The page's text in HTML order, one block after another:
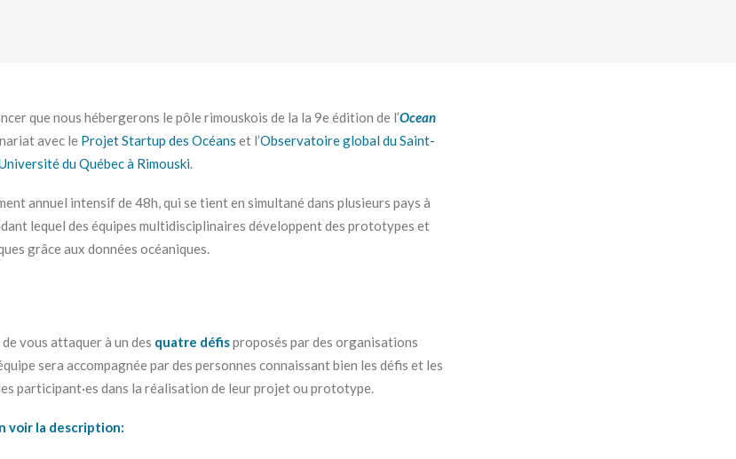
que nous hébergerons le pôle rimouskois de la la 9e édition de l’Ocean
avec le Projet Startup des Océans et l’Observatoire global du Saint-
du Québec à Rimouski.
annuel intensif de 48h, qui se tient en simultané dans plusieurs pays à
lequel des équipes multidisciplinaires développent des prototypes et
grâce aux données océaniques.
vous attaquer à un des quatre défisproposés par des organisations
sera accompagnée par des personnes connaissant bien les défis et les
participant·es dans la réalisation de leur projet ou prototype.
voir la description: